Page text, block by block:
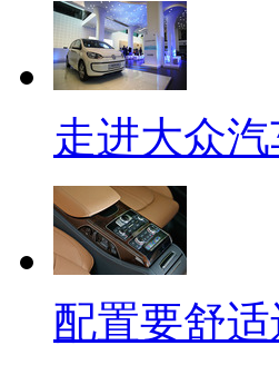
走进大众
配置要舒